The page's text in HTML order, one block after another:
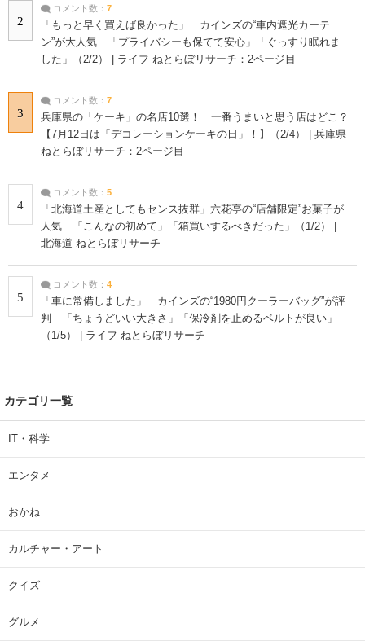
2
コメント数： 7
「もっと早く買えば良かった」 カインズの“車内遮光カーテ
ン”が大人気 「プライバシーも保てて安心」「ぐっすり眠れま
した」（2/2） | ライフ ねとらぼリサーチ：2ページ目
3
コメント数： 7
兵庫県の「ケーキ」の名店10選！ 一番うまいと思う店はどこ？
【7月12日は「デコレーションケーキの日」！】（2/4） | 兵庫県
ねとらぼリサーチ：2ページ目
4
コメント数： 5
「北海道土産としてもセンス抜群」六花亭の“店舗限定”お菓子が
人気 「こんなの初めて」「箱買いするべきだった」（1/2） |
北海道 ねとらぼリサーチ
5
コメント数： 4
「車に常備しました」 カインズの“1980円クーラーバッグ”が評
判 「ちょうどいい大きさ」「保冷剤を止めるベルトが良い」
（1/5） | ライフ ねとらぼリサーチ
カテゴリ一覧
IT・科学
エンタメ
おかね
カルチャー・アート
クイズ
グルメ